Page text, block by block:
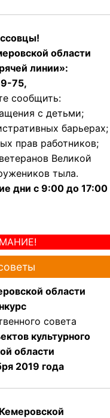
области
линии»:
75,
сообщить:
с детьми;
барьерах;
прав работников;
Великой
тыла.
дни с 9:00 до 17:00
области
совета
культурного
области
2019 года